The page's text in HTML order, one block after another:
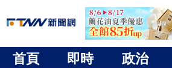
首頁 即時 政治